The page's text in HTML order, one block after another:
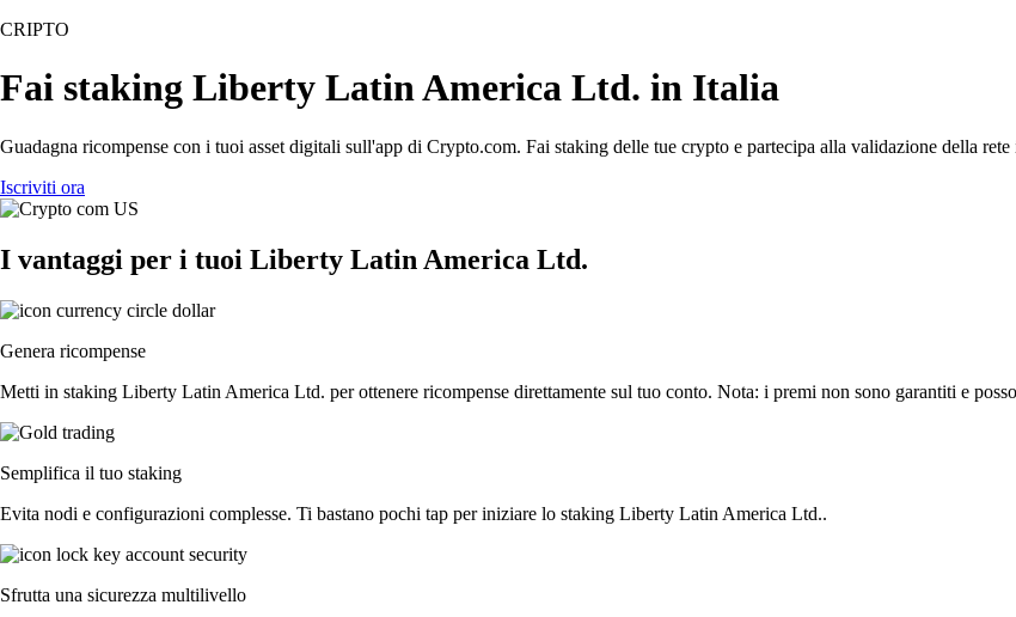
CRIPTO
Fai staking Liberty Latin America Ltd. in Italia
Guadagna ricompense con i tuoi asset digitali sull'app di Crypto.com. Fai staking delle tue crypto e partecipa alla validazione della
Iscriviti ora
I vantaggi per i tuoi Liberty Latin America Ltd.
Genera ricompense
Metti in staking Liberty Latin America Ltd. per ottenere ricompense direttamente sul tuo conto. Nota: i premi non sono garantiti e
Semplifica il tuo staking
Evita nodi e configurazioni complesse. Ti bastano pochi tap per iniziare lo staking Liberty Latin America Ltd..
Sfrutta una sicurezza multilivello